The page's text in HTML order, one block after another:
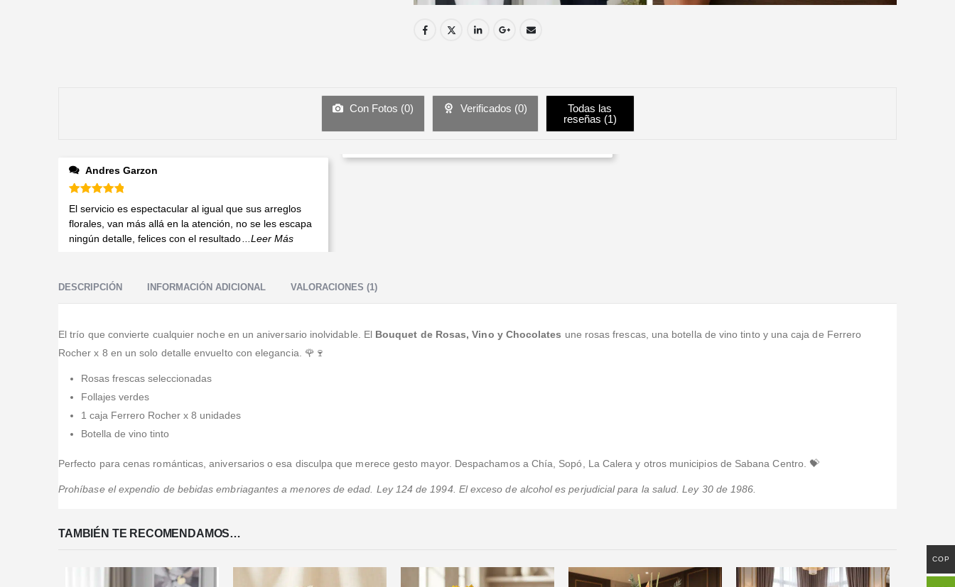
Con Fotos (0) Verificados (0)
Todas las
reseñas (1)
Andres Garzon
Valorado en
El servicio es espectacular al igual que sus arreglos
florales, van más allá en la atención, no se les escapa
ningún detalle, felices con el resultado...Leer Más
DESCRIPCIÓN INFORMACIÓN ADICIONAL VALORACIONES (1)
El trío que convierte cualquier noche en un aniversario inolvidable. El Bouquet de Rosas, Vino y Chocolates une rosas frescas, una botella de vino tinto y una caja de Ferrero
Rocher x 8 en un solo detalle envuelto con elegancia. 🌹🍷
Rosas frescas seleccionadas
Follajes verdes
1 caja Ferrero Rocher x 8 unidades
Botella de vino tinto
Perfecto para cenas románticas, aniversarios o esa disculpa que merece gesto mayor. Despachamos a Chía, Sopó, La Calera y otros municipios de Sabana Centro. 💝
Prohíbase el expendio de bebidas embriagantes a menores de edad. Ley 124 de 1994. El exceso de alcohol es perjudicial para la salud. Ley 30 de 1986.
TAMBIÉN TE RECOMENDAMOS…
COP